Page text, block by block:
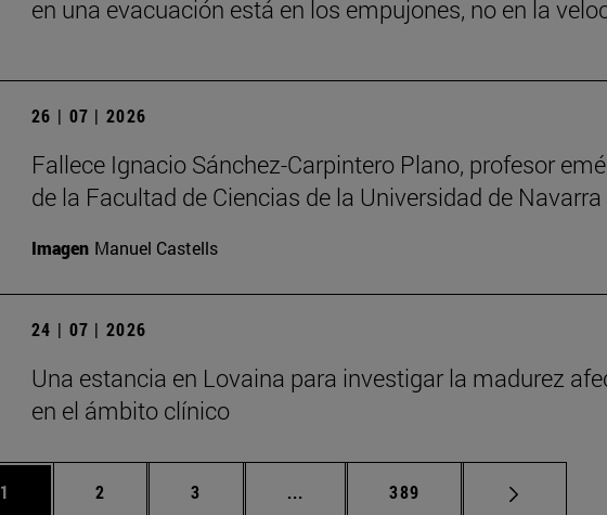
en una evacuación está en los empujones, no en la
26 | 07 | 2026
Fallece Ignacio Sánchez-Carpintero Plano, profesor
de la Facultad de Ciencias de la Universidad de Navarra
Imagen Manuel Castells
24 | 07 | 2026
Una estancia en Lovaina para investigar la madurez
en el ámbito clínico
Página
1 Página
2 Página
3 ... Páginas intermedias Use TAB para
Página
389